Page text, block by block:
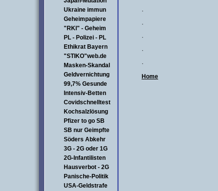
Ukraine immun
Geheimpapiere
"RKI" - Geheim
PL - Polizei - PL
Ethikrat Bayern
"STIKO"web.de
Masken-Skandal
Geldvernichtung
99,7% Gesunde
Intensiv-Betten
Covidschnelltest
Kochsalzlösung
Pfizer to go SB
SB nur Geimpfte
Söders Abkehr
3G - 2G oder 1G
2G-Infantilisten
Hausverbot - 2G
Panische-Politik
USA-Geldstrafe
·
·
·
·
·
Home